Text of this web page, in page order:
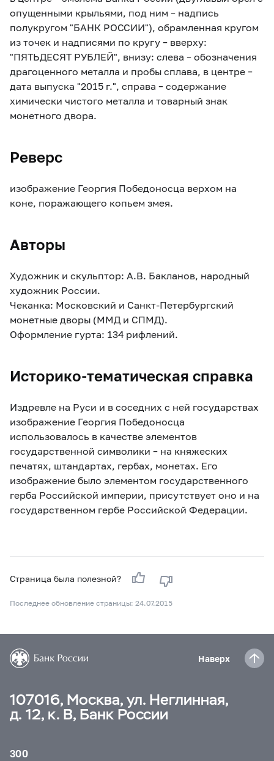
опущенными крыльями, под ним – надпись
полукругом "БАНК РОССИИ"), обрамленная кругом
из точек и надписями по кругу – вверху:
"ПЯТЬДЕСЯТ РУБЛЕЙ", внизу: слева – обозначения
драгоценного металла и пробы сплава, в центре –
дата выпуска "2015 г.", справа – содержание
химически чистого металла и товарный знак
монетного двора.
Реверс
изображение Георгия Победоносца верхом на
коне, поражающего копьем змея.
Авторы
Художник и скульптор: А.В. Бакланов, народный
художник России.
Чеканка: Московский и Санкт-Петербургский
монетные дворы (ММД и СПМД).
Оформление гурта: 134 рифлений.
Историко-тематическая справка
Издревле на Руси и в соседних с ней государствах
изображение Георгия Победоносца
использовалось в качестве элементов
государственной символики – на княжеских
печатях, штандартах, гербах, монетах. Его
изображение было элементом государственного
герба Российской империи, присутствует оно и на
государственном гербе Российской Федерации.
Страница была полезной?
Последнее обновление страницы: 24.07.2015
Наверх
107016, Москва, ул. Неглинная,
д. 12, к. В, Банк России
300